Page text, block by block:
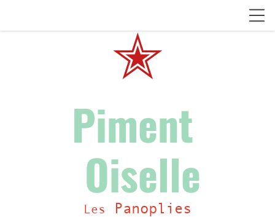
✭
Piment
Oiselle
Les Panoplies